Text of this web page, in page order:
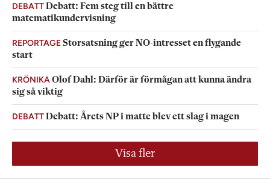
DEBATTDebatt: Fem steg till en bättre
matematikundervisning
REPORTAGEStorsatsning ger NO-intresset en flygande
start
KRÖNIKA Olof Dahl: Därför är förmågan att kunna ändra
sig så viktig
DEBATTDebatt: Årets NP i matte blev ett slag i magen
Visa fler